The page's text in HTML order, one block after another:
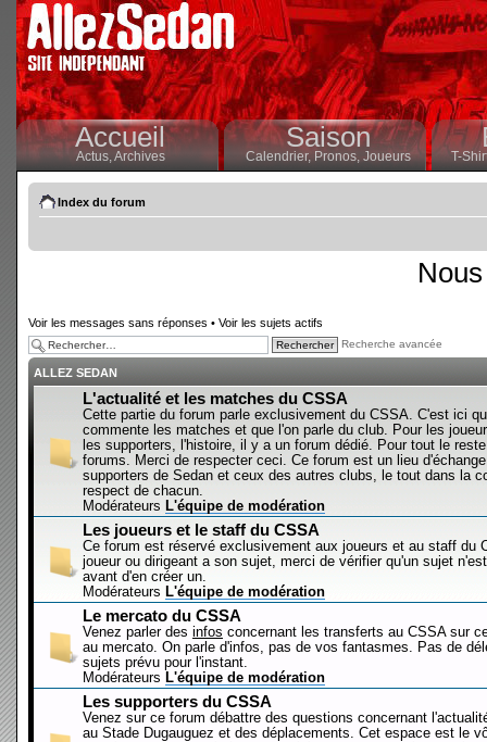
Accueil
Actus,Archives
Saison
Calendrier,Pronos, Joueurs T-
Index du forum
Voir les messages sans réponses • Voir les sujets actifs
Recherche avancée
ALLEZ SEDAN
L'actualité et les matches du CSSA
Cette partie du forum parle exclusivement du CSSA. C'est ici
commente les matches et que l'on parle du club. Pour les
les supporters, l'histoire, il y a un forum dédié. Pour tout le
forums. Merci de respecter ceci. Ce forum est un lieu
supporters de Sedan et ceux des autres clubs, le tout dans la
respect de chacun.
Modérateurs L'équipe de modération
Les joueurs et le staff du CSSA
Ce forum est réservé exclusivement aux joueurs et au staff du
joueur ou dirigeant a son sujet, merci de vérifier qu'un sujet
avant d'en créer un.
Modérateurs L'équipe de modération
Le mercato du CSSA
Venez parler des infos concernant les transferts au CSSA sur
au mercato. On parle d'infos, pas de vos fantasmes. Pas de
sujets prévu pour l'instant.
Modérateurs L'équipe de modération
Les supporters du CSSA
Venez sur ce forum débattre des questions concernant
au Stade Dugauguez et des déplacements. Cet espace est le